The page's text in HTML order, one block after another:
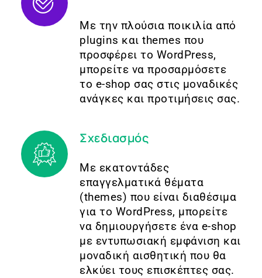
Με την πλούσια ποικιλία από
plugins και themes που
προσφέρει το WordPress,
μπορείτε να προσαρμόσετε
το e-shop σας στις μοναδικές
ανάγκες και προτιμήσεις σας.
Σχεδιασμός
Με εκατοντάδες
επαγγελματικά θέματα
(themes) που είναι διαθέσιμα
για το WordPress, μπορείτε
να δημιουργήσετε ένα e-shop
με εντυπωσιακή εμφάνιση και
μοναδική αισθητική που θα
ελκύει τους επισκέπτες σας.